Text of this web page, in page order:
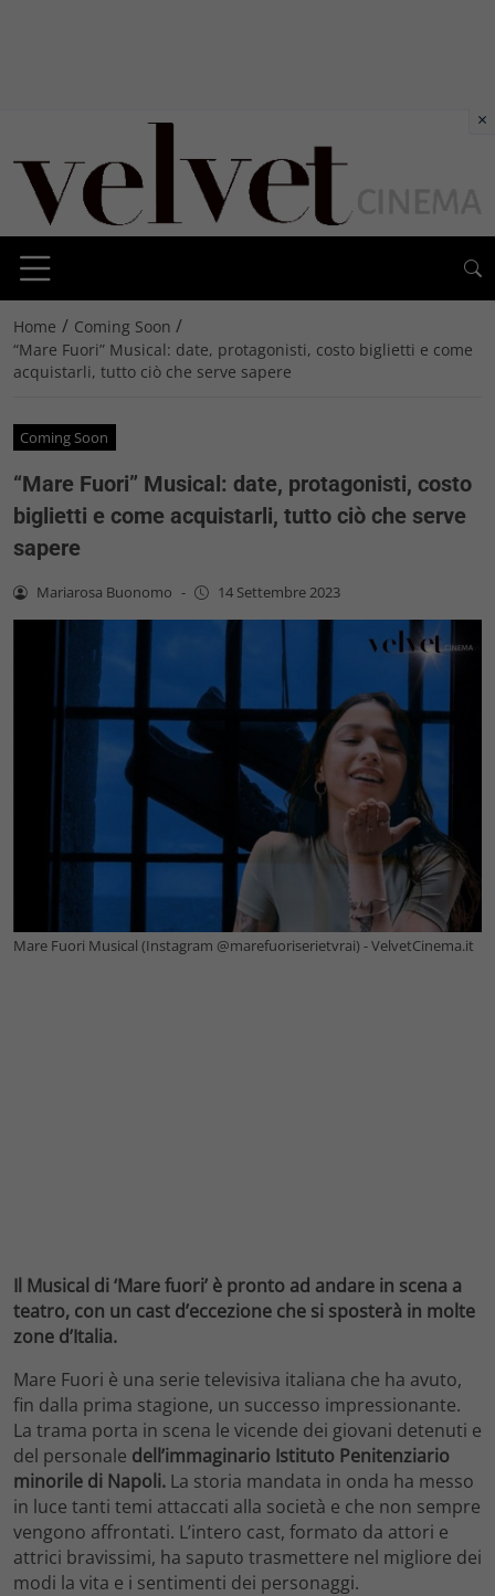
Home / Coming Soon /
“Mare Fuori” Musical: date, protagonisti, costo biglietti e come
acquistarli, tutto ciò che serve sapere
Coming Soon
“Mare Fuori” Musical: date, protagonisti, costo
biglietti e come acquistarli, tutto ciò che serve
sapere
Mariarosa Buonomo - 14 Settembre 2023
Mare Fuori Musical (Instagram @marefuoriserietvrai) - VelvetCinema.it
Il Musical di ‘Mare fuori’ è pronto ad andare in scena a
teatro, con un cast d’eccezione che si sposterà in molte
zone d’Italia.
Mare Fuori è una serie televisiva italiana che ha avuto,
fin dalla prima stagione, un successo impressionante.
La trama porta in scena le vicende dei giovani detenuti e
del personale dell’immaginario Istituto Penitenziario
minorile di Napoli. La storia mandata in onda ha messo
in luce tanti temi attaccati alla società e che non sempre
vengono affrontati. L’intero cast, formato da attori e
attrici bravissimi, ha saputo trasmettere nel migliore dei
modi la vita e i sentimenti dei personaggi.
×